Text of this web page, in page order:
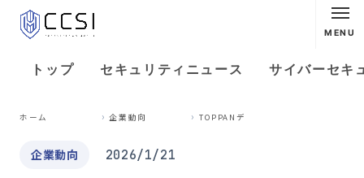
MENU
トップ セキュリティニュース サイバーセキ
ホーム 企業動向
企業動向 2026/1/21